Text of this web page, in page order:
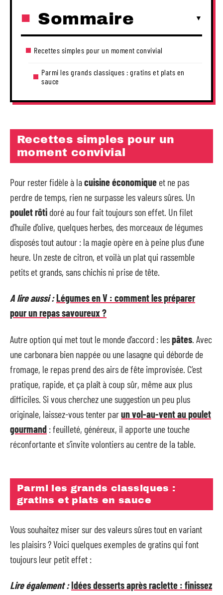
Sommaire
Recettes simples pour un moment convivial
Parmi les grands classiques : gratins et plats en
sauce
Recettes simples pour un
moment convivial
Pour rester fidèle à lacuisine économique et ne pas
perdre de temps, rien ne surpasse les valeurs sûres. Un
poulet rôti doré au four fait toujours son effet. Un filet
d’huile d’olive, quelques herbes, des morceaux de légumes
disposés tout autour : la magie opère en à peine plus d’une
heure. Un zeste de citron, et voilà un plat qui rassemble
petits et grands, sans chichis ni prise de tête.
A lire aussi :Légumes en V : comment les préparer
pour un repas savoureux ?
Autre option qui met tout le monde d’accord : lespâtes . Avec
une carbonara bien nappée ou une lasagne qui déborde de
fromage, le repas prend des airs de fête improvisée. C’est
pratique, rapide, et ça plaît à coup sûr, même aux plus
difficiles. Si vous cherchez une suggestion un peu plus
originale, laissez-vous tenter parun vol-au-vent au poulet
gourmand : feuilleté, généreux, il apporte une touche
réconfortante et s’invite volontiers au centre de la table.
Parmi les grands classiques :
gratins et plats en sauce
Vous souhaitez miser sur des valeurs sûres tout en variant
les plaisirs ? Voici quelques exemples de gratins qui font
toujours leur petit effet :
Lire également :Idées desserts après raclette : finissez